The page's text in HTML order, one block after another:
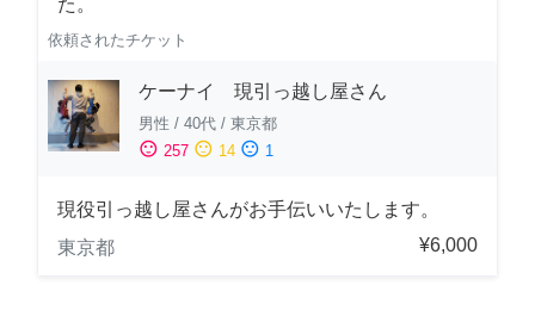
依頼されたチケット
ケーナイ 現引っ越し屋さん
男性 / 40代 / 東京都
sentiment_satisfied 257 sentiment_neutral 14 sentiment_dissatisfied 1
現役引っ越し屋さんがお手伝いいたします。
東京都
¥6,000